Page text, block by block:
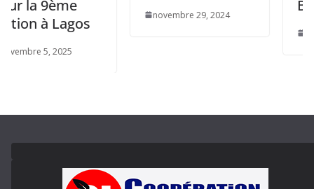
9ème
Lagos
5, 2025
novembre 29, 2024